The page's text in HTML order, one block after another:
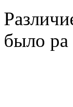
было ра